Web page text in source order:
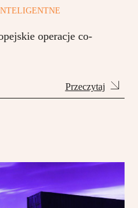
operacje co-
Przeczytaj